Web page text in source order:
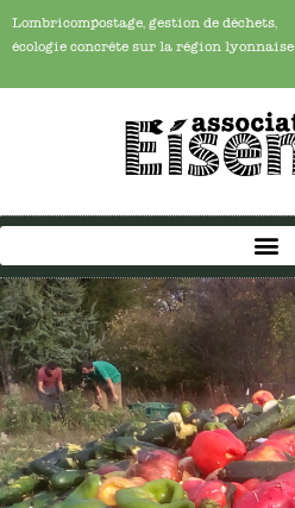
Lombricompostage, gestion de déchets,
écologie concrête sur la région lyonnaise